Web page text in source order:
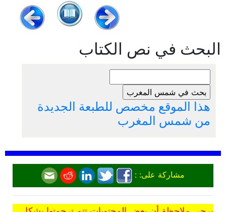
البحث في نص الكتاب
هذا الموقع مخصص للطبعة الجديدة
من شمس المغرب
مشاركة على: :